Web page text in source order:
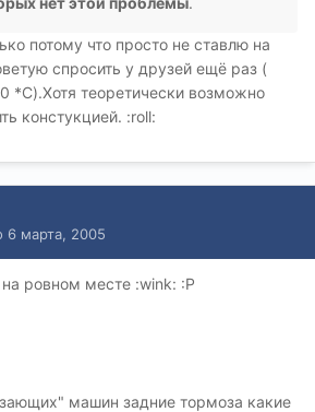
потому что просто не ставлю на
спросить у друзей ещё раз (
*C).Хотя теоретически возможно
констукцией. :roll:
6 марта, 2005
ровном месте :wink: :P
машин задние тормоза какие